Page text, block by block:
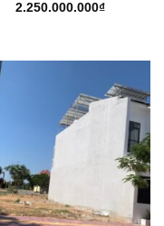
2.250.000.000₫